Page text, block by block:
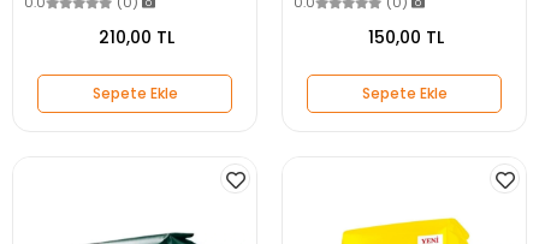
210,00 TL
Sepete Ekle
150,00 TL
Sepete Ekle